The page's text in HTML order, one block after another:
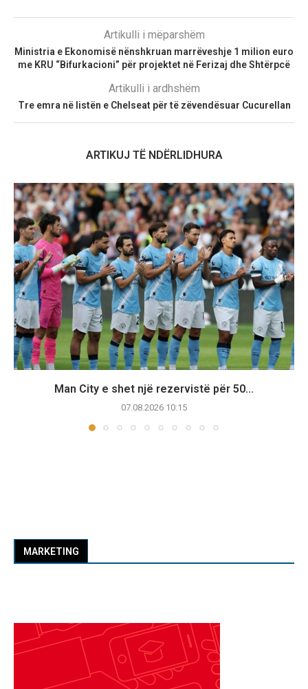
Artikulli i mëparshëm
Ministria e Ekonomisë nënshkruan marrëveshje 1 milion euro
me KRU “Bifurkacioni” për projektet në Ferizaj dhe Shtërpcë
Artikulli i ardhshëm
Tre emra në listën e Chelseat për të zëvendësuar Cucurellan
ARTIKUJ TË NDËRLIDHURA
Man City e shet një rezervistë për 50...
07.08.2026 10:15
MARKETING